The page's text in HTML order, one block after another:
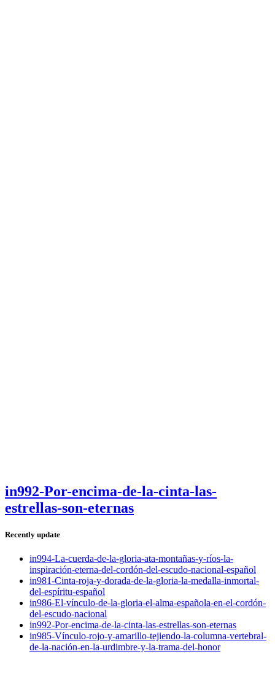
in992-Por-encima-de-la-cinta-las-
estrellas-son-eternas
Recently update
in994-La-cuerda-de-la-gloria-ata-montañas-y-ríos-la-
inspiración-eterna-del-cordón-del-escudo-nacional-español
in981-Cinta-roja-y-dorada-de-la-gloria-la-medalla-inmortal-
del-espíritu-español
in986-El-vínculo-de-la-gloria-el-alma-española-en-el-cordón-
del-escudo-nacional
in992-Por-encima-de-la-cinta-las-estrellas-son-eternas
in985-Vínculo-rojo-y-amarillo-tejiendo-la-columna-vertebral-
de-la-nación-en-la-urdimbre-y-la-trama-del-honor